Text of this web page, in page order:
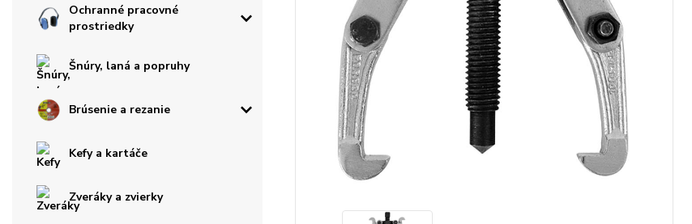
Ochranné pracovné
prostriedky
Šnúry, laná a popruhy
Brúsenie a rezanie
Kefy a kartáče
Zveráky a zvierky